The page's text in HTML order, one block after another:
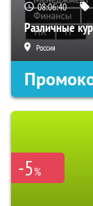
08:06:39
Различные
Россия
-5%